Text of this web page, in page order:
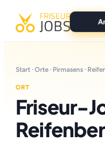
Für Bewerber
Marken
Start ·Orte · Pirmasens ·
ORT
Friseur-